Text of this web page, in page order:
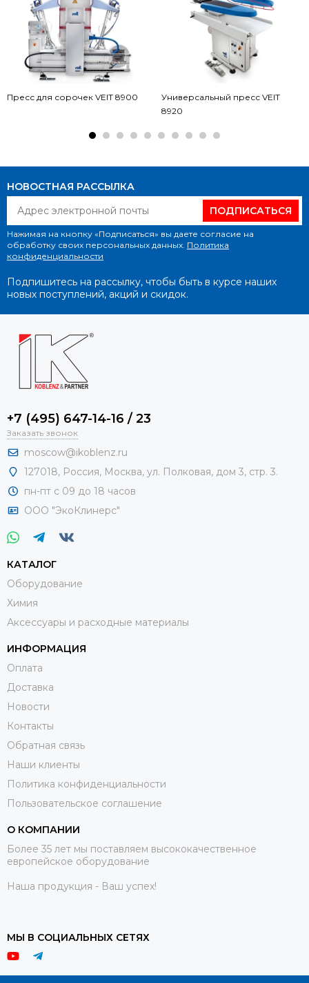
Пресс для сорочек VEIT 8900
Универсальный пресс VEIT
8920
НОВОСТНАЯ РАССЫЛКА
ПОДПИСАТЬСЯ
Нажимая на кнопку «Подписаться» вы даете согласие на
обработку своих персональных данных. Политика
конфиденциальности
Подпишитесь на рассылку, чтобы быть в курсе наших
новых поступлений, акций и скидок.
+7 (495) 647-14-16 / 23
Заказать звонок
moscow@ikoblenz.ru
127018, Россия, Москва, ул. Полковая, дом 3, стр. 3.
пн-пт с 09 до 18 часов
ООО "ЭкоКлинерс"
КАТАЛОГ
Оборудование
Химия
Аксессуары и расходные материалы
ИНФОРМАЦИЯ
Оплата
Доставка
Новости
Контакты
Обратная связь
Наши клиенты
Политика конфиденциальности
Пользовательское соглашение
О КОМПАНИИ
Более 35 лет мы поставляем высококачественное
европейское оборудование
Наша продукция - Ваш успех!
МЫ В СОЦИАЛЬНЫХ СЕТЯХ